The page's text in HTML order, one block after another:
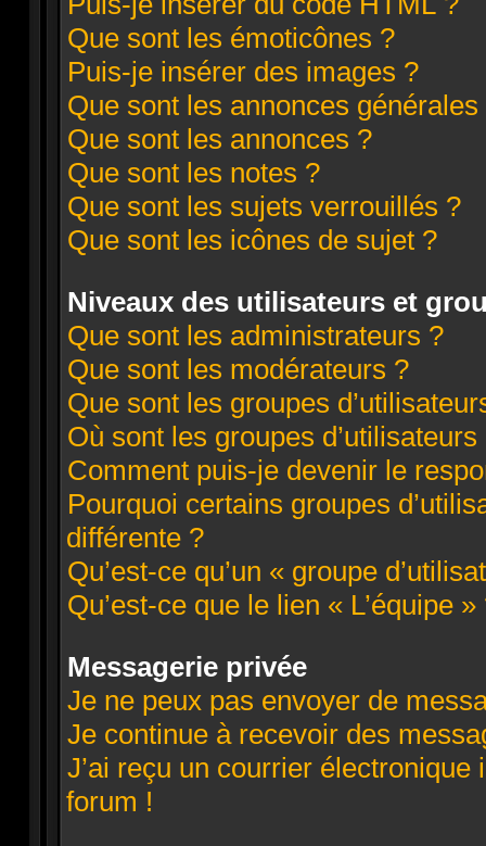
Que sont les émoticônes ?
Puis-je insérer des images ?
Que sont les annonces générales
Que sont les annonces ?
Que sont les notes ?
Que sont les sujets verrouillés ?
Que sont les icônes de sujet ?
Niveaux des utilisateurs et
Que sont les administrateurs ?
Que sont les modérateurs ?
Que sont les groupes
Où sont les groupes
Comment puis-je devenir le
Pourquoi certains groupes
différente ?
Qu’est-ce qu’un « groupe
Qu’est-ce que le lien « L’équipe »
Messagerie privée
Je ne peux pas envoyer de
Je continue à recevoir des
J’ai reçu un courrier électronique
forum !